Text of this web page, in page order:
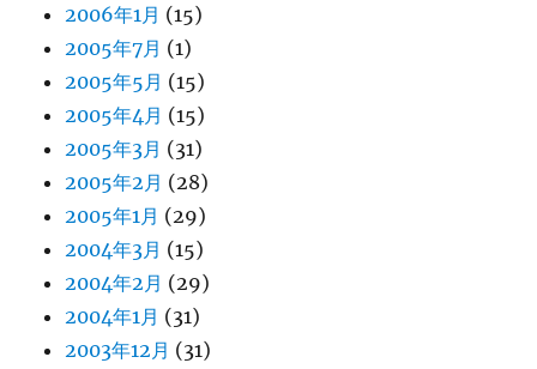
2006年1月 (15)
2005年7月 (1)
2005年5月 (15)
2005年4月 (15)
2005年3月 (31)
2005年2月 (28)
2005年1月 (29)
2004年3月 (15)
2004年2月 (29)
2004年1月 (31)
2003年12月 (31)